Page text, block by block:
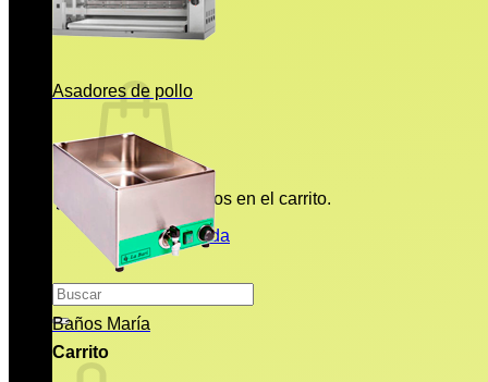
No hay productos en el carrito.
Volver a la tienda
Buscar
por:
Carrito
Asadores de pollo
Baños María